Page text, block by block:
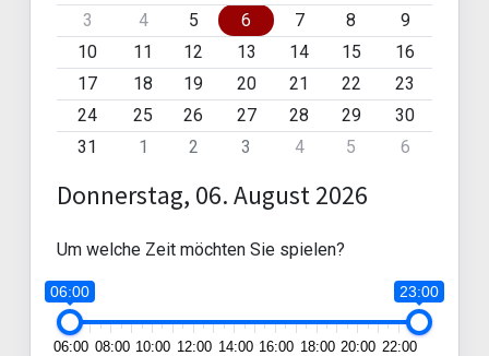
3
4 5 6 7 8
9
10
11 12 13 14 15
16
17
18 19 20 21 22
23
24
25 26 27 28 29
30
31
1 2 3 4 5 6
Donnerstag, 06. August 2026
Um welche Zeit möchten Sie spielen?
06:00 23:00
06:00 08:00 10:00 12:00 14:00 16:00 18:00 20:00 22:00